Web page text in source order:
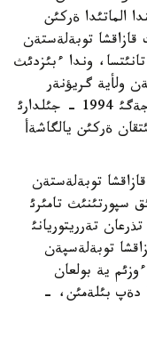
الماتئدا ةركئن
توبةلةستةن
وندا ءبئزدئث
ولأية گريؤنةر
باقتارئن سئناعان ةدئ. - قازاق جةكپة-جةگئ 1994 - جئلدارئ
ةركئن يالگاشةأ
توبةلةستةن
سپورتئنئث تامئرئ
تةرريتوريانئ
توبةلةسپةن
ية بولعان
دةپ بئلةمئن، -